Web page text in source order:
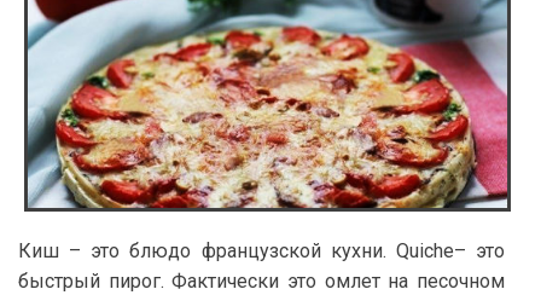
Киш – это блюдо французской кухни. Quiche– это
быстрый пирог. Фактически это омлет на песочном